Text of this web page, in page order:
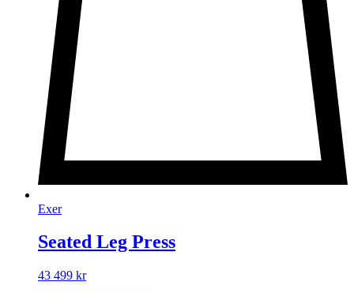
Exer
Seated Leg Press
43 499 kr